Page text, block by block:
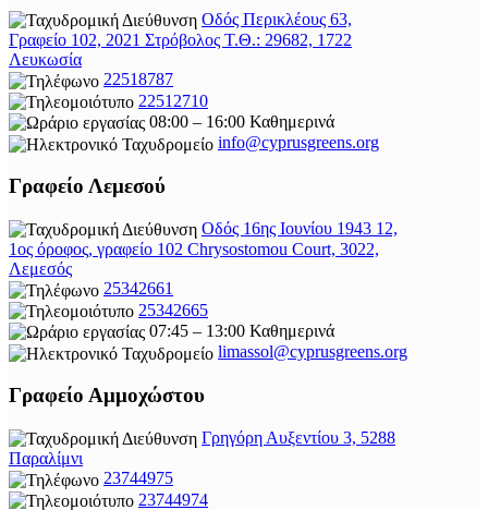
Οδός Περικλέους 63,
Γραφείο 102, 2021 Στρόβολος Τ.Θ.: 29682, 1722
Λευκωσία
22518787
22512710
08:00 – 16:00 Καθημερινά
info@cyprusgreens.org
Γραφείο Λεμεσού
Οδός 16ης Ιουνίου 1943 12,
1ος όροφος, γραφείο 102 Chrysostomou Court, 3022,
Λεμεσός
25342661
25342665
07:45 – 13:00 Καθημερινά
limassol@cyprusgreens.org
Γραφείο Αμμοχώστου
Γρηγόρη Αυξεντίου 3, 5288
Παραλίμνι
23744975
23744974